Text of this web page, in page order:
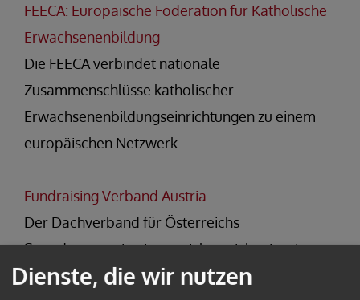
FEECA: Europäische Föderation für Katholische
Erwachsenenbildung
Die FEECA verbindet nationale
Zusammenschlüsse katholischer
Erwachsenenbildungseinrichtungen zu einem
europäischen Netzwerk.
Fundraising Verband Austria
Der Dachverband für Österreichs
Spendenorganisationen richtet sich mit seinem
Service an alle Personen und Organisationen,
Dienste, die wir nutzen